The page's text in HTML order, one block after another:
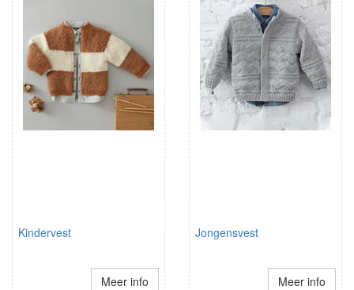
Kindervest
Meer info
Jongensvest
Meer info